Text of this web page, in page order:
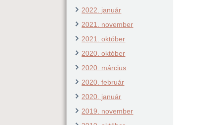
2022. január
2021. november
2021. október
2020. október
2020. március
2020. február
2020. január
2019. november